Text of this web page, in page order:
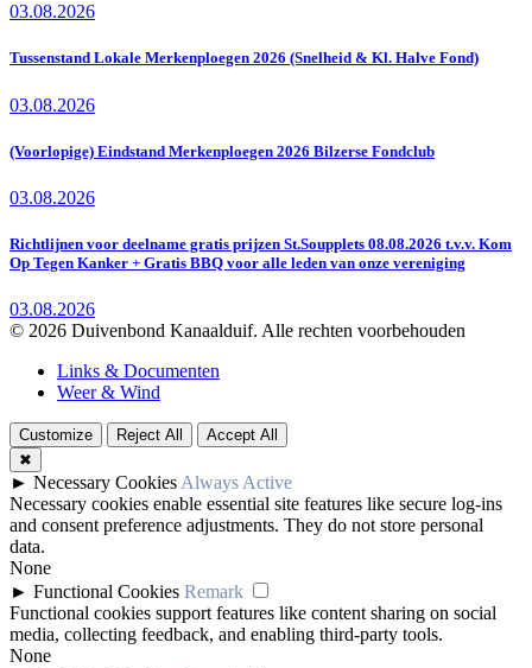
03.08.2026
Tussenstand Lokale Merkenploegen 2026 (Snelheid & Kl. Halve Fond)
03.08.2026
(Voorlopige) Eindstand Merkenploegen 2026 Bilzerse Fondclub
03.08.2026
Richtlijnen voor deelname gratis prijzen St.Soupplets 08.08.2026 t.v.v. Kom
Op Tegen Kanker + Gratis BBQ voor alle leden van onze vereniging
03.08.2026
© 2026 Duivenbond Kanaalduif. Alle rechten voorbehouden
Links & Documenten
Weer & Wind
Customize Reject All
Accept All
✖
► Necessary Cookies Always Active
Necessary cookies enable essential site features like secure log-ins
and consent preference adjustments. They do not store personal
data.
None
► Functional Cookies Remark
Functional cookies support features like content sharing on social
media, collecting feedback, and enabling third-party tools.
None